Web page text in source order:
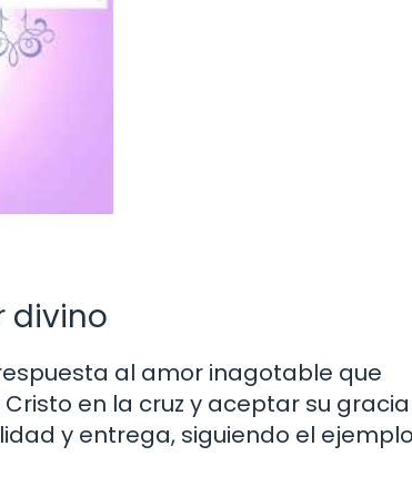
divino
al amor inagotable que
en la cruz y aceptar su gracia
y entrega, siguiendo el